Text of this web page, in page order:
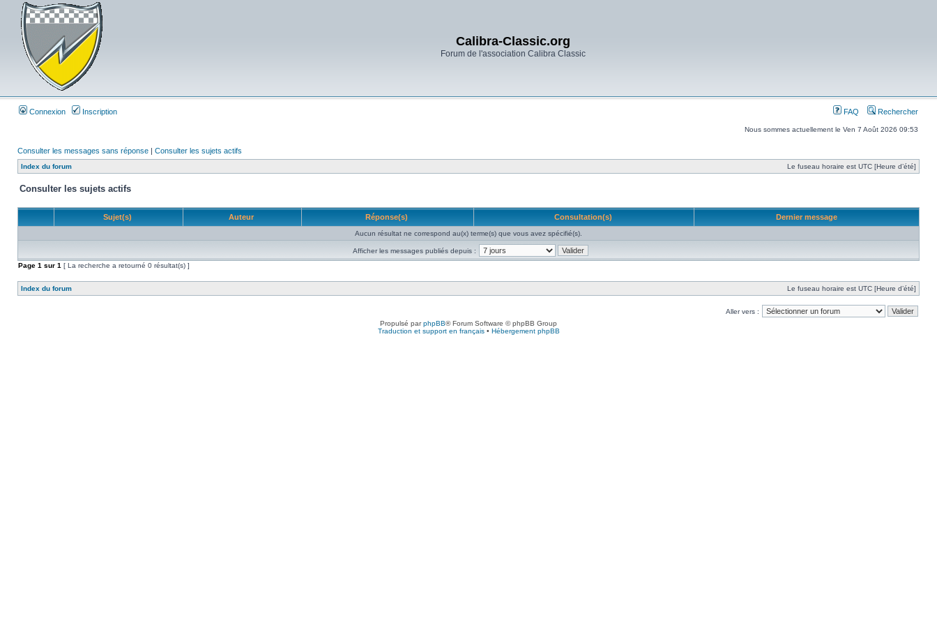
Calibra-Classic.org
Forum de l'association Calibra Classic
Connexion Inscription FAQ Rechercher
Nous sommes actuellement le Ven 7 Août 2026 09:53
Consulter les messages sans réponse | Consulter les sujets actifs
Index du forum Le fuseau horaire est UTC [Heure d’été]
Consulter les sujets actifs
Sujet(s) Auteur Réponse(s) Consultation(s) Dernier message
Aucun résultat ne correspond au(x) terme(s) que vous avez spécifié(s).
Afficher les messages publiés depuis :
Page 1 sur 1 [ La recherche a retourné 0 résultat(s) ]
Index du forum Le fuseau horaire est UTC [Heure d’été]
Aller vers :
Propulsé parphpBB® Forum Software © phpBB Group
Traduction et support en français• Hébergement phpBB